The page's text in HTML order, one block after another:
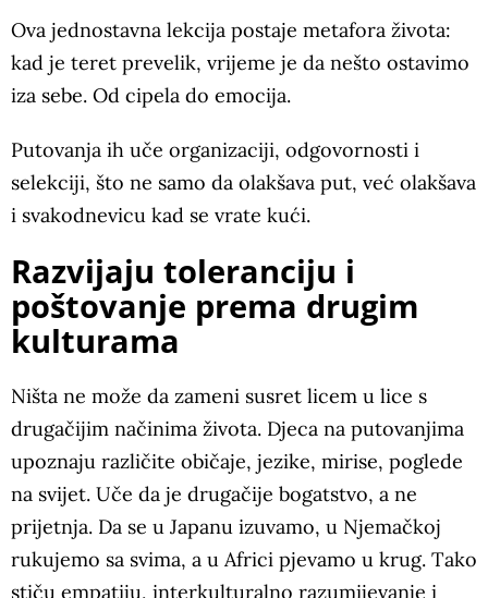
Ova jednostavna lekcija postaje metafora života:
kad je teret prevelik, vrijeme je da nešto ostavimo
iza sebe. Od cipela do emocija.
Putovanja ih uče organizaciji, odgovornosti i
selekciji, što ne samo da olakšava put, već olakšava
i svakodnevicu kad se vrate kući.
Razvijaju toleranciju i
poštovanje prema drugim
kulturama
Ništa ne može da zameni susret licem u lice s
drugačijim načinima života. Djeca na putovanjima
upoznaju različite običaje, jezike, mirise, poglede
na svijet. Uče da je drugačije bogatstvo, a ne
prijetnja. Da se u Japanu izuvamo, u Njemačkoj
rukujemo sa svima, a u Africi pjevamo u krug. Tako
stiču empatiju, interkulturalno razumijevanje i